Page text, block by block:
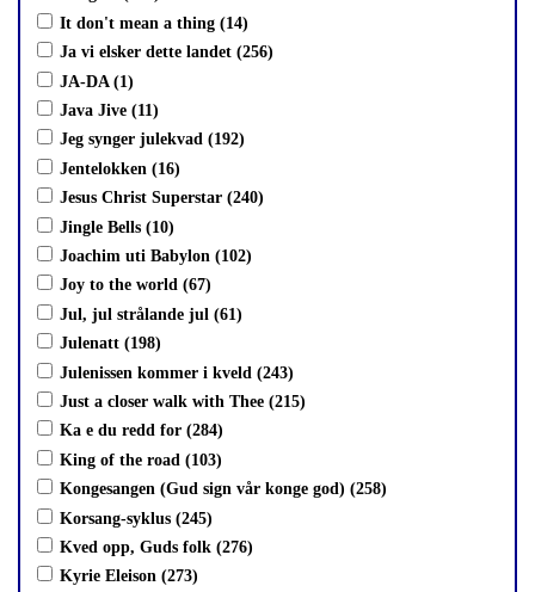
It don't mean a thing (14)
Ja vi elsker dette landet (256)
JA-DA (1)
Java Jive (11)
Jeg synger julekvad (192)
Jentelokken (16)
Jesus Christ Superstar (240)
Jingle Bells (10)
Joachim uti Babylon (102)
Joy to the world (67)
Jul, jul strålande jul (61)
Julenatt (198)
Julenissen kommer i kveld (243)
Just a closer walk with Thee (215)
Ka e du redd for (284)
King of the road (103)
Kongesangen (Gud sign vår konge god) (258)
Korsang-syklus (245)
Kved opp, Guds folk (276)
Kyrie Eleison (273)